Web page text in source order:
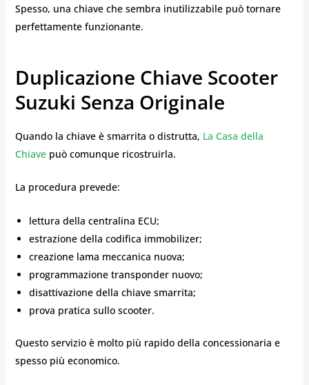
Spesso, una chiave che sembra inutilizzabile può tornare
perfettamente funzionante.
Duplicazione Chiave Scooter
Suzuki Senza Originale
Quando la chiave è smarrita o distrutta, La Casa della
Chiavepuò comunque ricostruirla.
La procedura prevede:
lettura della centralina ECU;
estrazione della codifica immobilizer;
creazione lama meccanica nuova;
programmazione transponder nuovo;
disattivazione della chiave smarrita;
prova pratica sullo scooter.
Questo servizio è molto più rapido della concessionaria e
spesso più economico.